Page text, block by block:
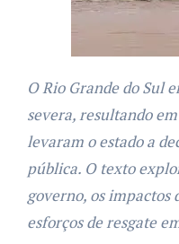
O Rio Grande do Sul enfrenta uma crise climática
severa, resultando
levaram o estado a
pública. O texto
governo, os impactos
esforços de resgate